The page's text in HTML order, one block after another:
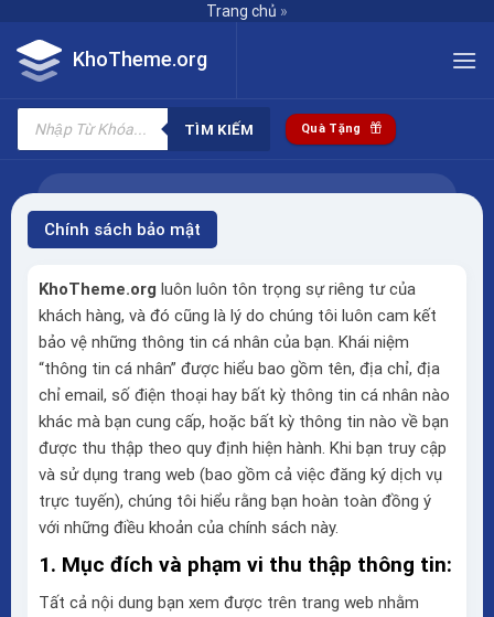
content
Trang chủ »
KhoTheme.org
Tìm
kiếm
phẩm
TÌM KIẾM Quà Tặng
Chính sách bảo mật
KhoTheme.org luôn luôn tôn trọng sự riêng tư của
khách hàng, và đó cũng là lý do chúng tôi luôn cam kết
bảo vệ những thông tin cá nhân của bạn. Khái niệm
“thông tin cá nhân” được hiểu bao gồm tên, địa chỉ, địa
chỉ email, số điện thoại hay bất kỳ thông tin cá nhân nào
khác mà bạn cung cấp, hoặc bất kỳ thông tin nào về bạn
được thu thập theo quy định hiện hành. Khi bạn truy cập
và sử dụng trang web (bao gồm cả việc đăng ký dịch vụ
trực tuyến), chúng tôi hiểu rằng bạn hoàn toàn đồng ý
với những điều khoản của chính sách này.
1. Mục đích và phạm vi thu thập thông tin:
Tất cả nội dung bạn xem được trên trang web nhằm